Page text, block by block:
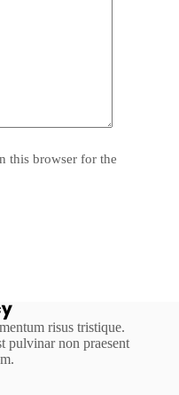
this browser for the
risus tristique.
pulvinar non praesent